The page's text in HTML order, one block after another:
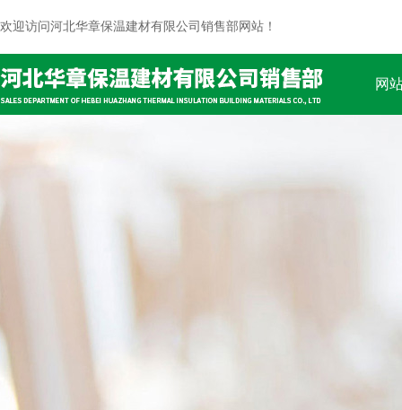
欢迎访问河北华章保温建材有限公司销售部网站！
网